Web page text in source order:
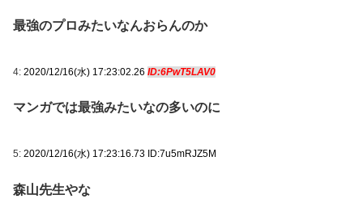
最強のプロみたいなんおらんのか
4: 2020/12/16(水) 17:23:02.26 ID:6PwT5LAV0
マンガでは最強みたいなの多いのに
5: 2020/12/16(水) 17:23:16.73 ID:7u5mRJZ5M
森山先生やな